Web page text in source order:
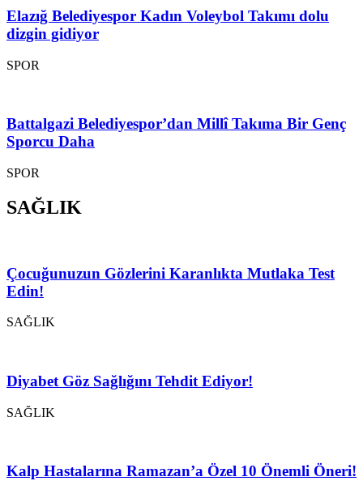
Elazığ Belediyespor Kadın Voleybol Takımı dolu
dizgin gidiyor
SPOR
Battalgazi Belediyespor’dan Millî Takıma Bir Genç
Sporcu Daha
SPOR
SAĞLIK
Çocuğunuzun Gözlerini Karanlıkta Mutlaka Test
Edin!
SAĞLIK
Diyabet Göz Sağlığını Tehdit Ediyor!
SAĞLIK
Kalp Hastalarına Ramazan’a Özel 10 Önemli Öneri!